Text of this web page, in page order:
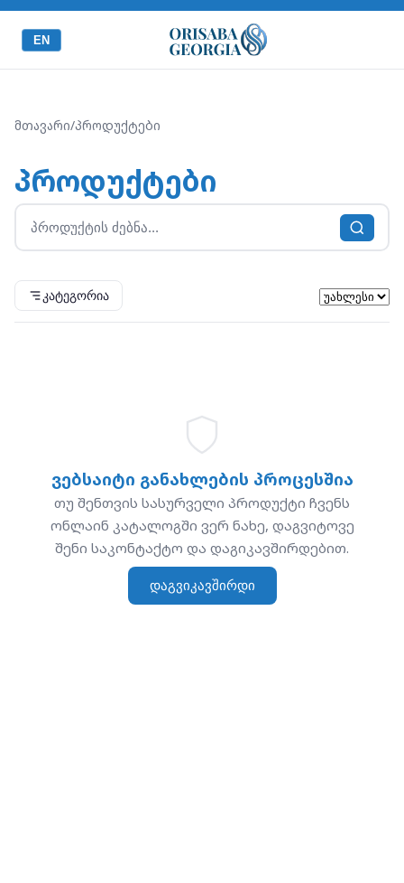
EN
მთავარი/პროდუქტები
პროდუქტები
კატეგორია
ვებსაიტი განახლების პროცესშია
თუ შენთვის სასურველი პროდუქტი ჩვენს
ონლაინ კატალოგში ვერ ნახე, დაგვიტოვე
შენი საკონტაქტო და დაგიკავშირდებით.
დაგვიკავშირდი